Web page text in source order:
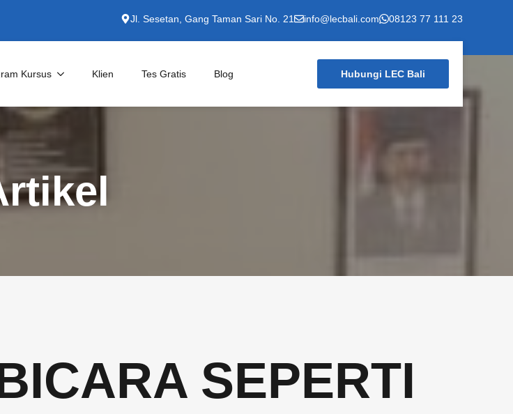
Jl. Sesetan, Gang Taman Sari No. 21 info@lecbali.com 08123 77 111 23
Kursus
English for Specific Purposes
TOEFL/IELTS
Klien Tes Gratis Blog Hubungi LEC Bali
SEPERTI